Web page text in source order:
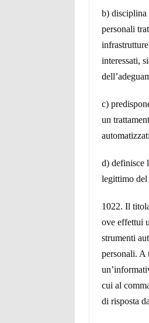
b) disciplina
personali
interessati,
c)
un
d) definisce
legittimo del
1022. Il
ove effettui
strumenti
personali. A
cui al
di risposta